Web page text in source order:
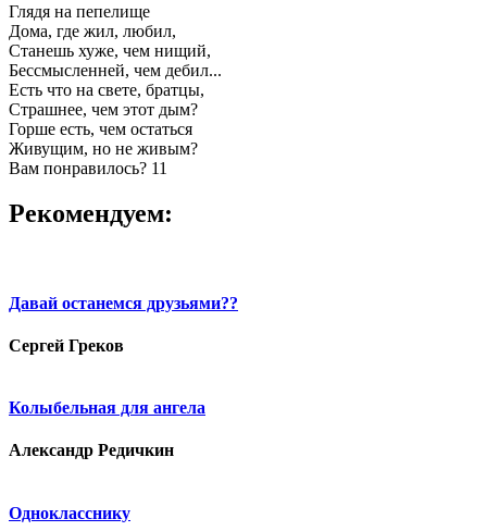
Глядя на пепелище
Дома, где жил, любил,
Станешь хуже, чем нищий,
Бессмысленней, чем дебил...
Есть что на свете, братцы,
Страшнее, чем этот дым?
Горше есть, чем остаться
Живущим, но не живым?
Вам понравилось? 11
Рекомендуем:
Давай останемся друзьями??
Сергей Греков
Колыбельная для ангела
Александр Редичкин
Однокласснику